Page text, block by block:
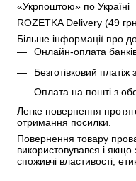
«Укрпоштою» по Україні
ROZETKA Delivery (49
Більше інформації про
Онлайн-оплата
Безготівковий платіж
Оплата на пошті з
Легке повернення
отримання посилки.
Повернення товару
використовувався і
споживчі властивості,